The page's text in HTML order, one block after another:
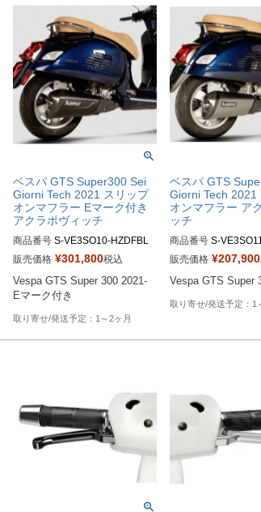
ベスパ GTS Super300 Sei
Giorni Tech 2021 スリップ
オンマフラー Eマーク付き
アクラポヴィッチ
商品番号 S-VE3SO10-HZDFBL
販売価格 ¥301,800税込
Vespa GTS Super 300 2021-
Eマーク付き
1～2ヶ月
ベスパ GTS
Giorni Tech 2021
オンマフラー ア
ッチ
商品番号 S-
販売価格 ¥207,900
Vespa GTS Super
1